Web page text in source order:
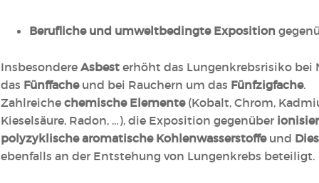
Berufliche und umweltbedingte Exposition
Insbesondere Asbest erhöht das Lungenkrebsrisiko bei
das Fünffacheund bei Rauchern um das Fünfzigfache.
Zahlreiche chemische Elemente(Kobalt, Chrom,
Kieselsäure, Radon, …), die Exposition gegenüber
polyzyklische aromatische Kohlenwasserstoffeund
ebenfalls an der Entstehung von Lungenkrebs beteiligt.